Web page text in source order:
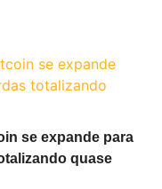
se expande para
quase